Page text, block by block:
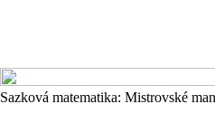
Sazková matematika: Mistrovské